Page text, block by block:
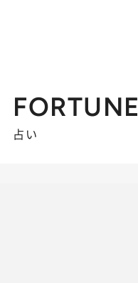
FORTUNE
占い